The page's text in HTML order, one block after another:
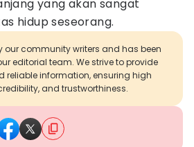
yang akan sangat
hidup seseorang.
our community writers and has been
editorial team. We strive to provide
reliable information, ensuring high
and trustworthiness.